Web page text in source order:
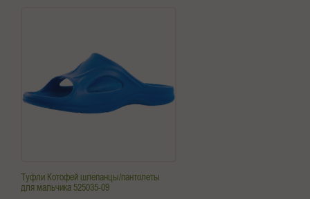
Туфли Котофей шлепанцы/пантолеты
для мальчика 525035-09